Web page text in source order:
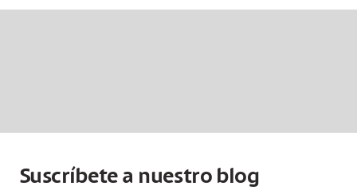
Suscríbete a nuestro blog